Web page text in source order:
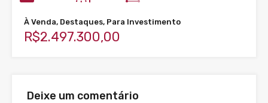
À Venda, Destaques, Para Investimento
R$2.497.300,00
Deixe um comentário